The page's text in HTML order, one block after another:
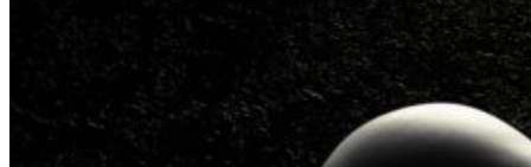
Déroulement d’une séance
Mantras
Yoga et marche méditative « Être Mantra »
Mudras